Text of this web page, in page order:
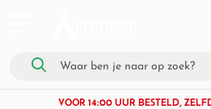
VOOR 14:00 UUR BESTELD,